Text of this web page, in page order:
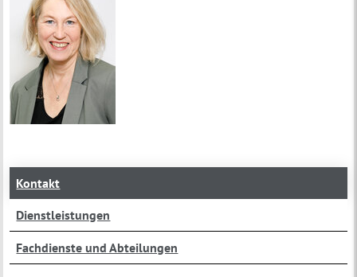
Kontakt
Dienstleistungen
Fachdienste und Abteilungen